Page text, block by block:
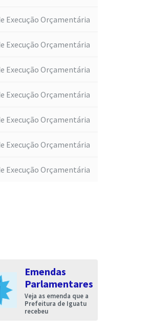
Execução Orçamentária
Execução Orçamentária
Execução Orçamentária
Execução Orçamentária
Execução Orçamentária
Execução Orçamentária
Execução Orçamentária
Emendas
Parlamentares
Veja as emenda que a
Prefeitura de Iguatu
recebeu